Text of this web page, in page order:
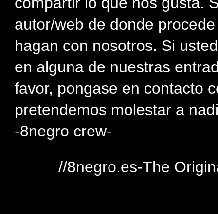
autor/web de donde
hagan con nosotros. Si
en alguna de nuestras
favor, pongase en contacto
pretendemos molestar a
-8negro crew-
//8negro.es-The